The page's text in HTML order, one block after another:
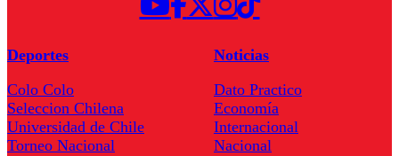
Deportes
Colo Colo
Seleccion Chilena
Universidad de Chile
Torneo Nacional
Noticias
Dato Practico
Economía
Internacional
Nacional